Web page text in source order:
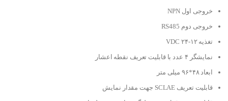
خروجی اول NPN
خروجی دوم RS485
تغذیه ۱۲-۲۴ VDC
نمایشگر ۴ عدد با قابلیت تعریف نقطه اعشار
ابعاد ۴۸*۹۶ میلی متر
قابلیت تعریف SCLAE جهت مقدار نمایش